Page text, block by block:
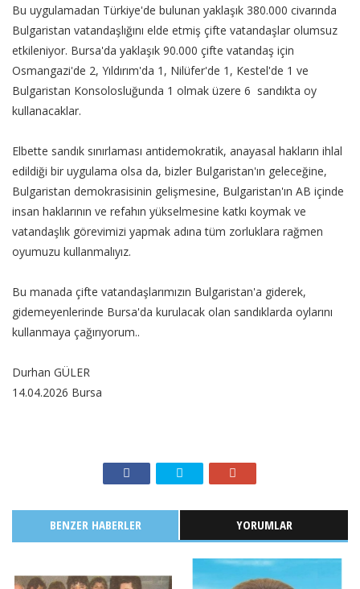
Bu uygulamadan Türkiye'de bulunan yaklaşık 380.000 civarında
Bulgaristan vatandaşlığını elde etmiş çifte vatandaşlar olumsuz
etkileniyor. Bursa'da yaklaşık 90.000 çifte vatandaş için
Osmangazi'de 2, Yıldırım'da 1, Nilüfer'de 1, Kestel'de 1 ve
Bulgaristan Konsolosluğunda 1 olmak üzere 6 sandıkta oy
kullanacaklar.
Elbette sandık sınırlaması antidemokratik, anayasal hakların ihlal
edildiği bir uygulama olsa da, bizler Bulgaristan'ın geleceğine,
Bulgaristan demokrasisinin gelişmesine, Bulgaristan'ın AB içinde
insan haklarının ve refahın yükselmesine katkı koymak ve
vatandaşlık görevimizi yapmak adına tüm zorluklara rağmen
oyumuzu kullanmalıyız.
Bu manada çifte vatandaşlarımızın Bulgaristan'a giderek,
gidemeyenlerinde Bursa'da kurulacak olan sandıklarda oylarını
kullanmaya çağırıyorum..
Durhan GÜLER
14.04.2026 Bursa
BENZER HABERLER YORUMLAR